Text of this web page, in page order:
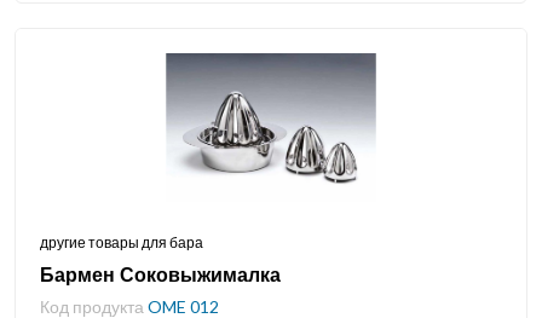
другие товары для бара
Бармен Соковыжималка
Код продукта OME 012